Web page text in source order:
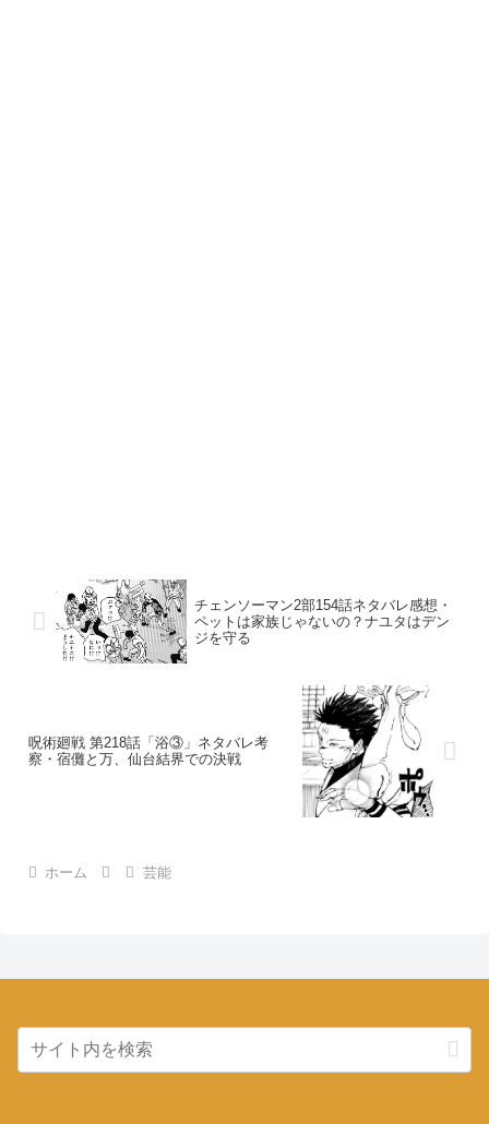
チェンソーマン2部154話ネタバレ感想・
ペットは家族じゃないの？ナユタはデン
ジを守る
呪術廻戦 第218話「浴③」ネタバレ考
察・宿儺と万、仙台結界での決戦
ホーム 芸能